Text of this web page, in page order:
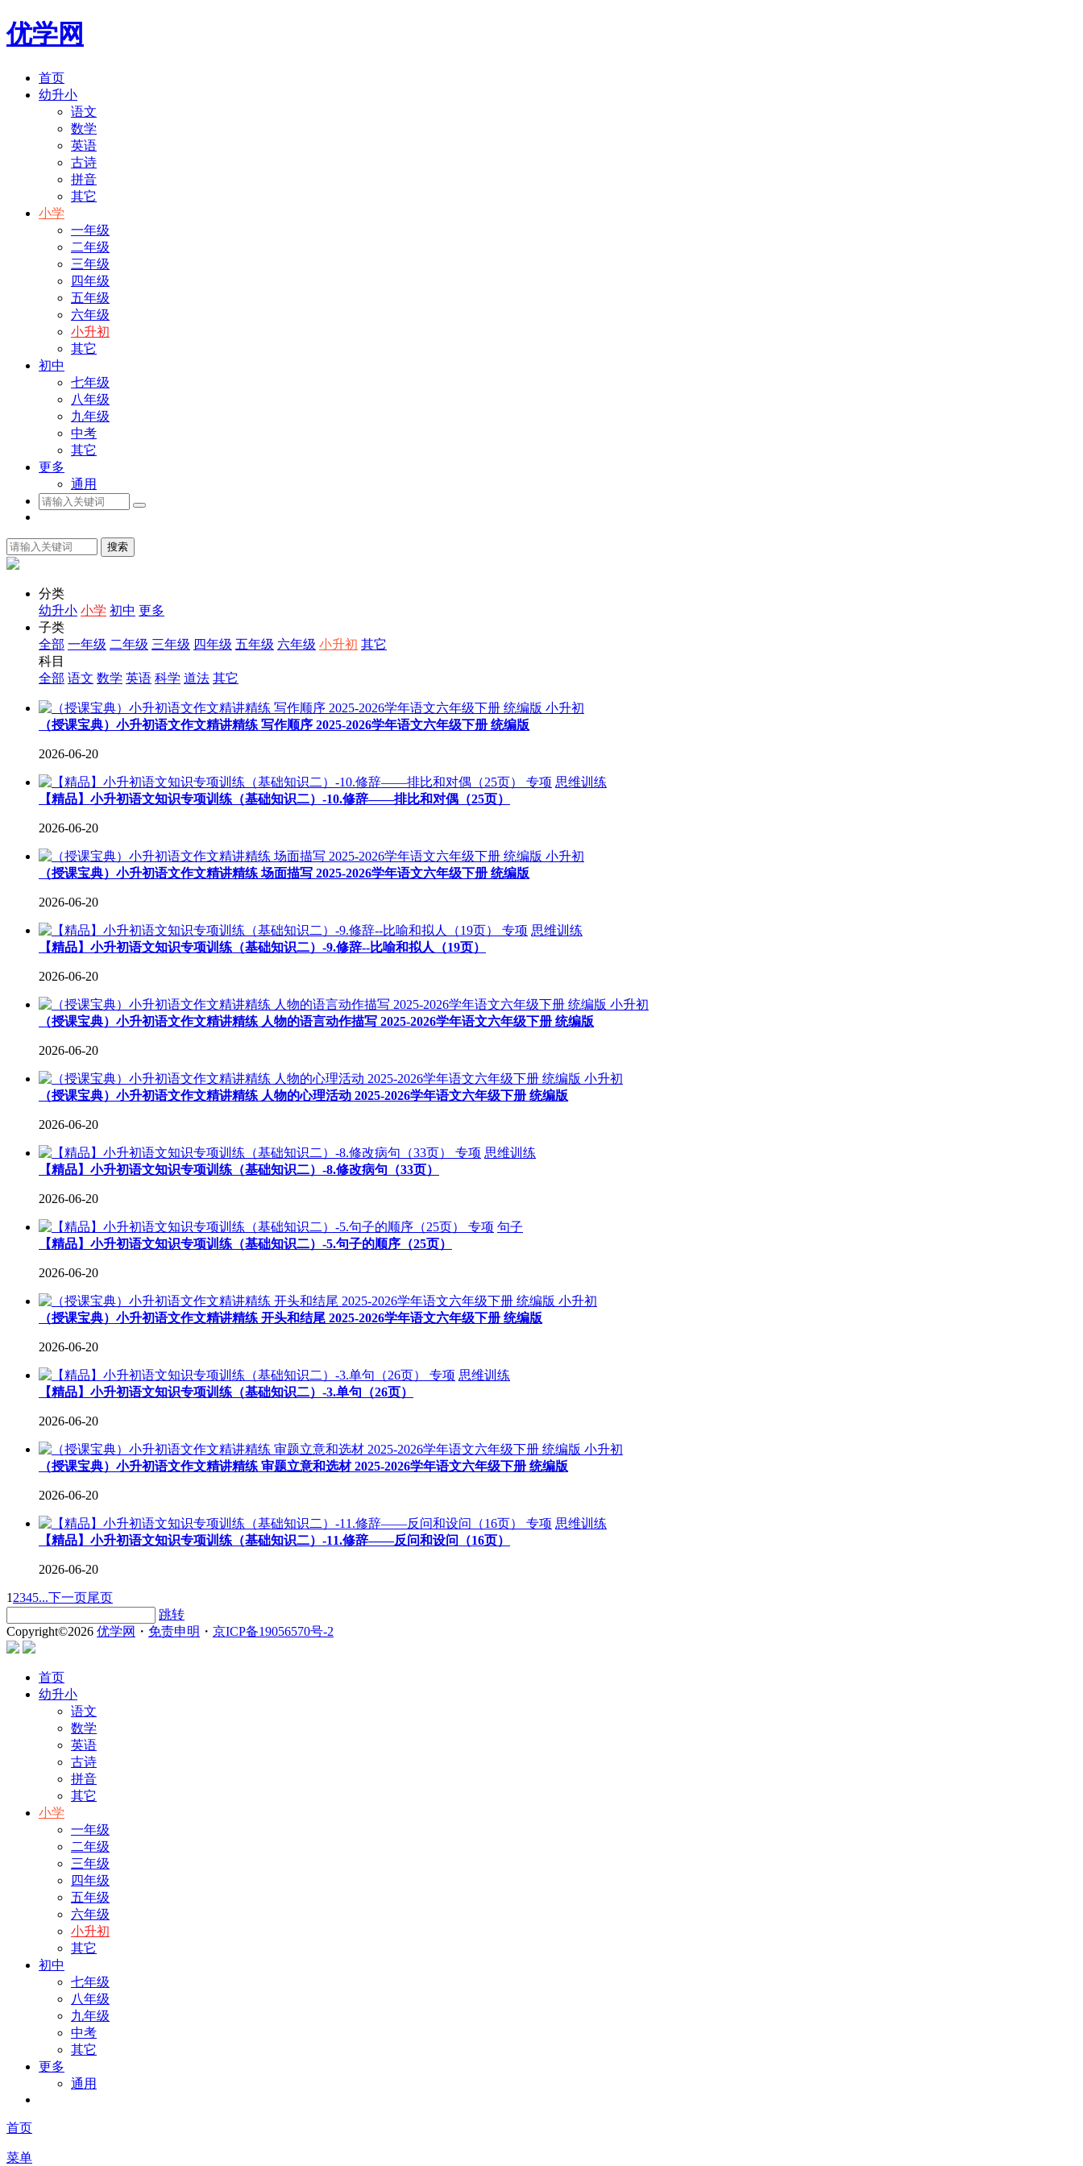
优学网
首页
幼升小
语文
数学
英语
古诗
拼音
其它
小学
一年级
二年级
三年级
四年级
五年级
六年级
小升初
其它
初中
七年级
八年级
九年级
中考
其它
更多
通用
搜索
分类
幼升小 小学 初中 更多
子类
全部 一年级 二年级 三年级 四年级 五年级 六年级 小升初 其它
科目
全部 语文 数学 英语 科学 道法 其它
小升初
（授课宝典）小升初语文作文精讲精练 写作顺序 2025-2026学年语文六年级下册 统编版
2026-06-20
专项 思维训练
【精品】小升初语文知识专项训练（基础知识二）-10.修辞——排比和对偶（25页）
2026-06-20
小升初
（授课宝典）小升初语文作文精讲精练 场面描写 2025-2026学年语文六年级下册 统编版
2026-06-20
专项 思维训练
【精品】小升初语文知识专项训练（基础知识二）-9.修辞--比喻和拟人（19页）
2026-06-20
小升初
（授课宝典）小升初语文作文精讲精练 人物的语言动作描写 2025-2026学年语文六年级下册 统编版
2026-06-20
小升初
（授课宝典）小升初语文作文精讲精练 人物的心理活动 2025-2026学年语文六年级下册 统编版
2026-06-20
专项 思维训练
【精品】小升初语文知识专项训练（基础知识二）-8.修改病句（33页）
2026-06-20
专项 句子
【精品】小升初语文知识专项训练（基础知识二）-5.句子的顺序（25页）
2026-06-20
小升初
（授课宝典）小升初语文作文精讲精练 开头和结尾 2025-2026学年语文六年级下册 统编版
2026-06-20
专项 思维训练
【精品】小升初语文知识专项训练（基础知识二）-3.单句（26页）
2026-06-20
小升初
（授课宝典）小升初语文作文精讲精练 审题立意和选材 2025-2026学年语文六年级下册 统编版
2026-06-20
专项 思维训练
【精品】小升初语文知识专项训练（基础知识二）-11.修辞——反问和设问（16页）
2026-06-20
1 2345...下一页尾页
跳转
Copyright©2026 优学网 ・ 免责申明 ・ 京ICP备19056570号-2
首页
幼升小
语文
数学
英语
古诗
拼音
其它
小学
一年级
二年级
三年级
四年级
五年级
六年级
小升初
其它
初中
七年级
八年级
九年级
中考
其它
更多
通用
首页
菜单